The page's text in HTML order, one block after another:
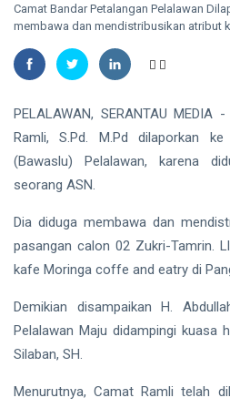
Kemunculan
Buaya
Muara Bikin
Geger,
Warga Desa
Berhasil
Menangkap
07 Aug,
2026
30
views
Riau
Apresiasi
Dukungan
Plt
Gubernur
Usai Riau
Masuk
Lima
ADLG
2026
07
Aug,
2026
31
Siak Sri Indrapura
Indonesia
Camat Bandar Petalangan Pelalawan
membawa dan mendistribusikan atribut
PELALAWAN, SERANTAU MEDIA
Ramli, S.Pd. M.Pd dilaporkan
(Bawaslu) Pelalawan, karena
seorang ASN.
Dia diduga membawa dan
pasangan calon 02 Zukri-Tamrin.
kafe Moringa coffe and eatry di
Demikian disampaikan H.
Pelalawan Maju didampingi kuasa
Silaban, SH.
Menurutnya, Camat Ramli telah